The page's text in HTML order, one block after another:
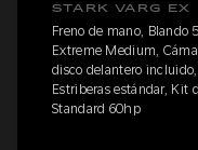
STARK VARG EX
Freno de mano, Blando
Extreme Medium,
disco delantero
Estriberas estándar, Kit
Standard 60hp